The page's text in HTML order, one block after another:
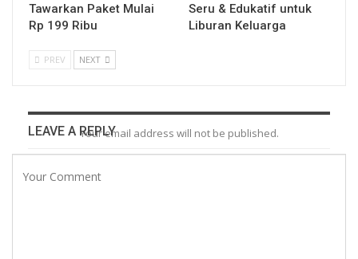
Tawarkan Paket Mulai
Rp 199 Ribu
Seru & Edukatif untuk
Liburan Keluarga
PREV NEXT
LEAVE A REPLYYour email address will not be published.